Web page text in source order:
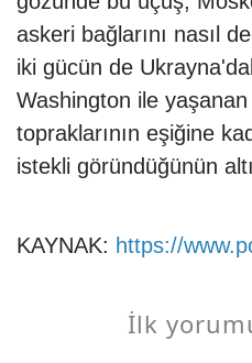
askeri bağlarını nasıl
iki gücün de
Washington ile
topraklarının eşiğine
istekli göründüğünün
KAYNAK: https://
İlk